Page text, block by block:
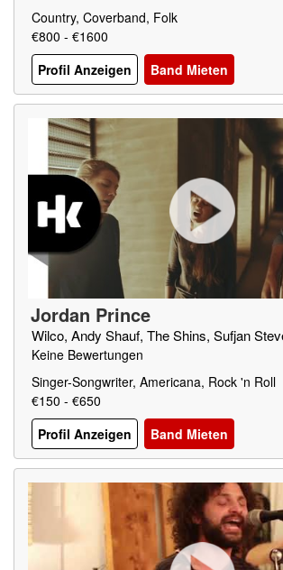
Country, Coverband, Folk
€800 - €1600
Profil Anzeigen
Band Mieten
Jordan Prince
Wilco, Andy Shauf, The Shins, Sufjan
Keine Bewertungen
Singer-Songwriter, Americana, Rock 'n Roll
€150 - €650
Profil Anzeigen
Band Mieten